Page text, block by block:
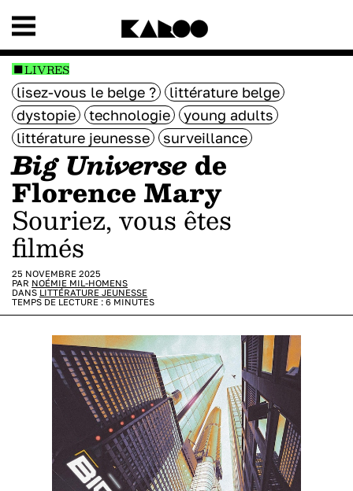
LIVRES
lisez-vous le belge ?
littérature belge
dystopie
technologie
young adults
littérature jeunesse
surveillance
Big Universe de
Florence Mary
Souriez, vous êtes
filmés
25 NOVEMBRE 2025
PAR NOÉMIE MIL-HOMENS
DANS LITTÉRATURE JEUNESSE
TEMPS DE LECTURE : 6 MINUTES